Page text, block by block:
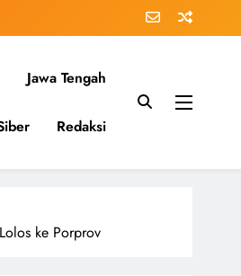
Jawa Tengah
Redaksi
ke Porprov